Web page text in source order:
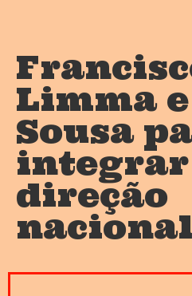
Limma
Sousa
integrar
direção